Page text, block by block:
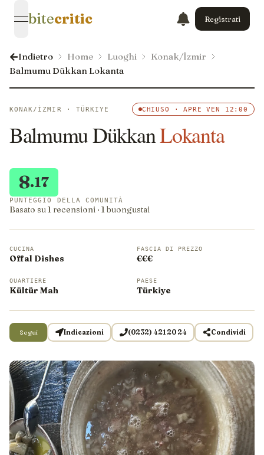
open navigation menu
bitecritic Registrati
Indietro Home Luoghi
Konak/İzmir
Balmumu Dükkan Lokanta
KONAK/İZMIR · TÜRKIYE CHIUSO · APRE VEN 12:00
Balmumu DükkanLokanta
8.17
PUNTEGGIO DELLA COMUNITÀ
Basato su 1 recensioni · 1 buongustai
CUCINA
Offal Dishes
FASCIA DI PREZZO
€€€
QUARTIERE
Kültür Mah
PAESE
Türkiye
Segui Indicazioni (0232) 421 20 24 Condividi